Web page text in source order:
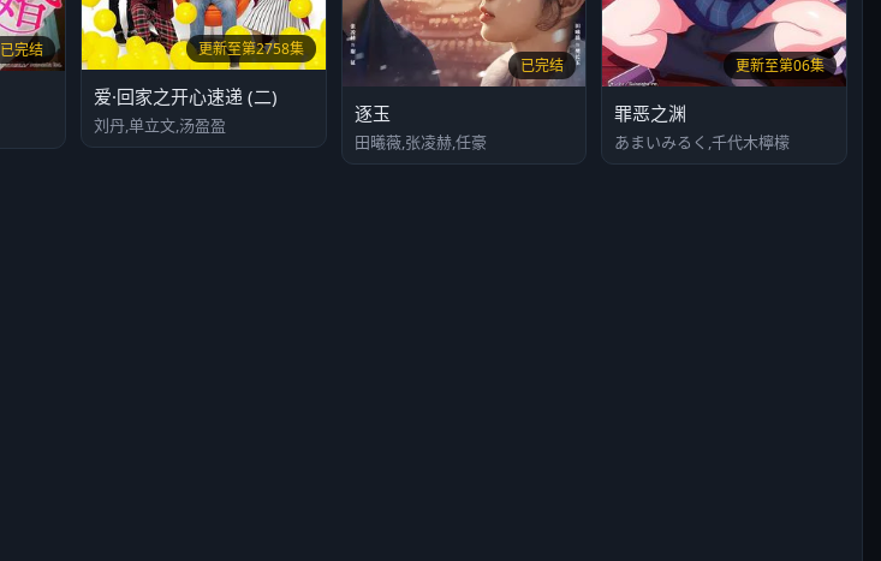
已完结 更新至第2758集
爱·回家之开心速递 (二)
刘丹,单立文,汤盈盈
已完结
逐玉
田曦薇,张凌赫,任豪
更新至第06集
罪恶之渊
あまいみるく,千代木檸檬